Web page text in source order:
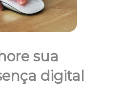
sua
digital